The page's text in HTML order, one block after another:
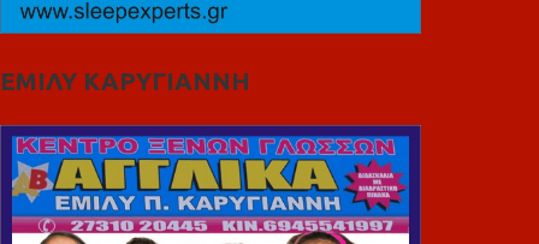
ΕΜΙΛΥ ΚΑΡΥΓΙΑΝΝΗ